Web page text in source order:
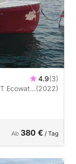
4.9(3)
(2022)
Ab 380 € / Tag